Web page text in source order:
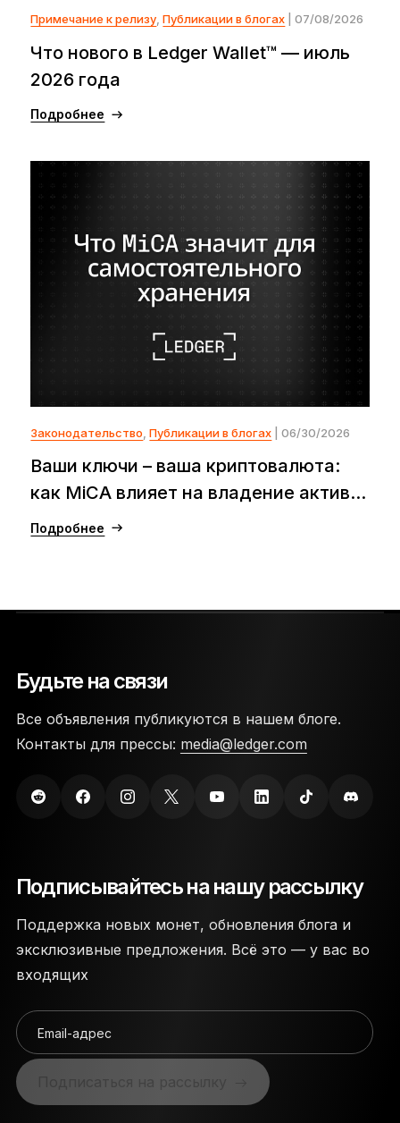
Примечание к релизу ,Публикации в блогах | 07/08/2026
Что нового в Ledger Wallet™ — июль
2026 года
Подробнее
Законодательство ,Публикации в блогах | 06/30/2026
Ваши ключи – ваша криптовалюта:
как MiCA влияет на владение актив...
Подробнее
Будьте на связи
Все объявления публикуются в нашем блоге.
Контакты для прессы: media@ledger.com
Подписывайтесь на нашу рассылку
Поддержка новых монет, обновления блога и
эксклюзивные предложения. Всё это — у вас во
входящих
Email-адрес
Подписаться на рассылку